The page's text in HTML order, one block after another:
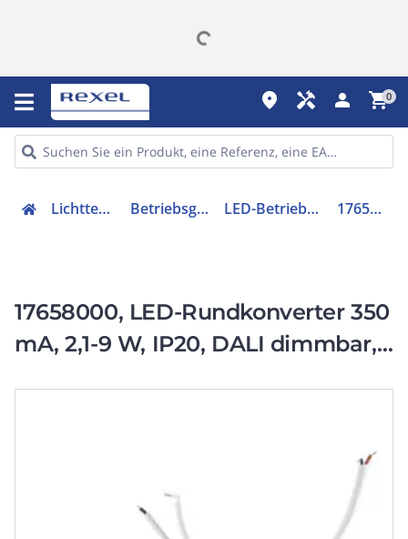
place handyman person shopping_cart0
Lichttechnik Betriebsgeräte LED-Betriebsgerät 17658000
17658000, LED-Rundkonverter 350
mA, 2,1-9 W, IP20, DALI dimmbar,